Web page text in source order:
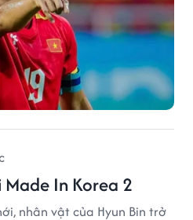
In Korea 2
nhân vật của Hyun Bin trở